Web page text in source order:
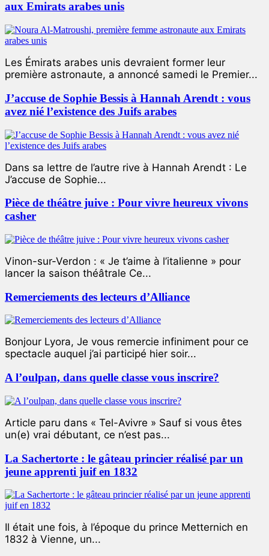
aux Emirats arabes unis
Les Émirats arabes unis devraient former leur
première astronaute, a annoncé samedi le Premier...
J’accuse de Sophie Bessis à Hannah Arendt : vous
avez nié l’existence des Juifs arabes
Dans sa lettre de l’autre rive à Hannah Arendt : Le
J’accuse de Sophie...
Pièce de théâtre juive : Pour vivre heureux vivons
casher
Vinon-sur-Verdon : « Je t’aime à l’italienne » pour
lancer la saison théâtrale Ce...
Remerciements des lecteurs d’Alliance
Bonjour Lyora, Je vous remercie infiniment pour ce
spectacle auquel j’ai participé hier soir...
A l’oulpan, dans quelle classe vous inscrire?
Article paru dans « Tel-Avivre » Sauf si vous êtes
un(e) vrai débutant, ce n’est pas...
La Sachertorte : le gâteau princier réalisé par un
jeune apprenti juif en 1832
Il était une fois, à l’époque du prince Metternich en
1832 à Vienne, un...